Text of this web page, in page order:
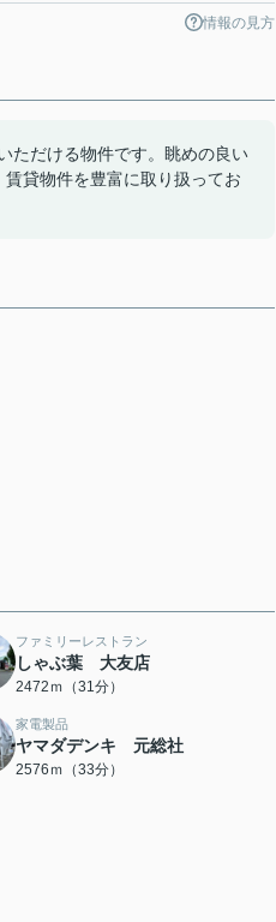
情報の見方
ただける物件です。眺めの良い
貸物件を豊富に取り扱ってお
ファミリーレストラン
しゃぶ葉 大友店
2472ｍ（31分）
家電製品
ヤマダデンキ 元総社
2576ｍ（33分）